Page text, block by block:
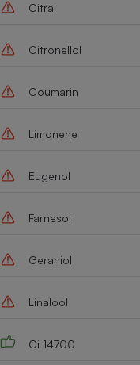
Citral
Citronellol
Coumarin
Limonene
Eugenol
Farnesol
Geraniol
Linalool
Ci 14700